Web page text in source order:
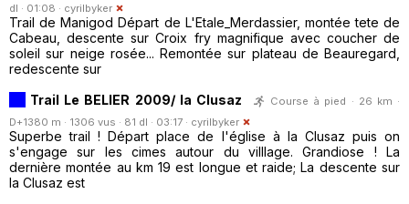
dl · 01:08 · cyrilbyker
Trail de Manigod Départ de L'Etale_Merdassier, montée tete de
Cabeau, descente sur Croix fry magnifique avec coucher de
soleil sur neige rosée... Remontée sur plateau de Beauregard,
redescente sur
Trail Le BELIER 2009/ la Clusaz
Course à pied · 26 km ·
D+1380 m · 1306 vus · 81 dl · 03:17 · cyrilbyker
Superbe trail ! Départ place de l'église à la Clusaz puis on
s'engage sur les cimes autour du villlage. Grandiose ! La
dernière montée au km 19 est longue et raide; La descente sur
la Clusaz est